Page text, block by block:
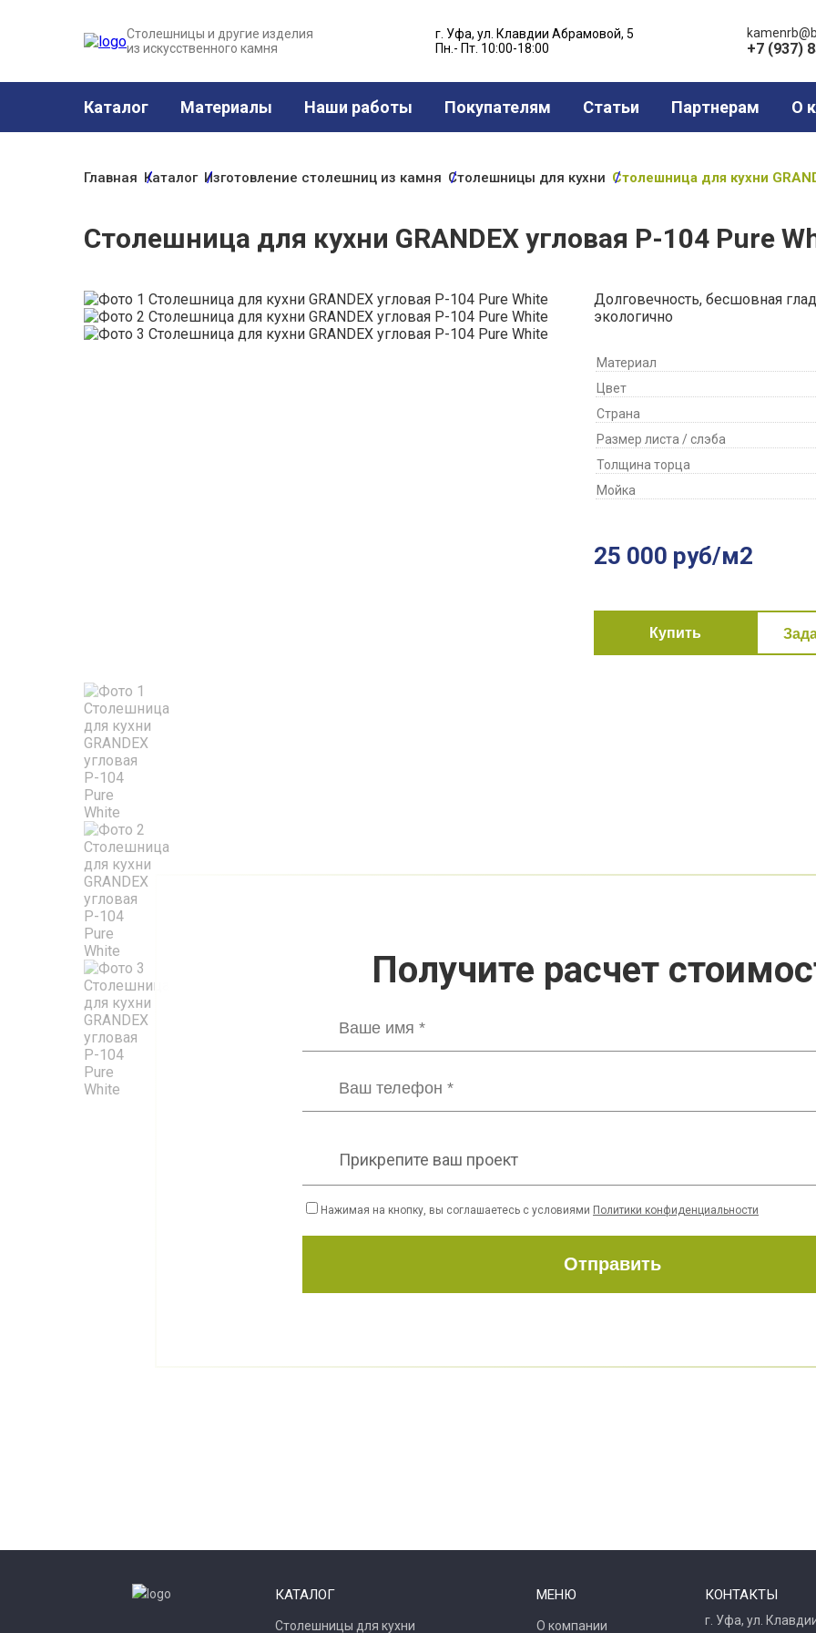
Столешницы и другие изделия
из искусственного камня
г. Уфа, ул. Клавдии Абрамовой, 5
Пн.- Пт. 10:00-18:00
+7 (937)
Каталог Материалы Наши работы Покупателям Статьи Партнерам О
Главная Каталог Изготовление столешниц из камня Столешницы для кухни Столешница для кухни
Столешница для кухни GRANDEX угловая Р-104 Pure
Долговечность, бесшовная
экологично
Материал
Цвет
Страна
Размер листа / слэба
Толщина торца
Мойка
25 000 руб/м2
Купить
Получите расчет
Прикрепите ваш проект
Нажимая на кнопку, вы соглашаетесь с условиями Политики конфиденциальности
Отправить
КАТАЛОГ
Столешницы для кухни
МЕНЮ
О компании
КОНТАКТЫ
г. Уфа, ул.